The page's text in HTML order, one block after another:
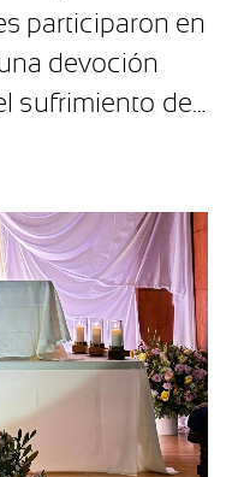
participaron en
devoción
sufrimiento de…